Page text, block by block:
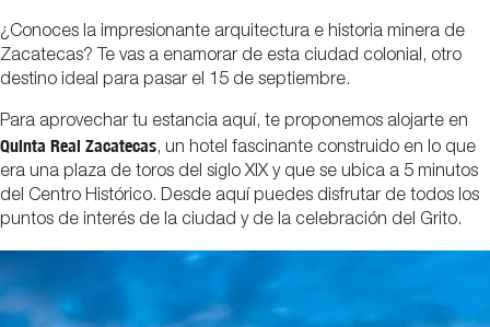
¿Conoces la impresionante arquitectura e historia minera de
Zacatecas? Te vas a enamorar de esta ciudad colonial, otro
destino ideal para pasar el 15 de septiembre.
Para aprovechar tu estancia aquí, te proponemos alojarte en
Quinta Real Zacatecas, un hotel fascinante construido en lo que
era una plaza de toros del siglo XIX y que se ubica a 5 minutos
del Centro Histórico. Desde aquí puedes disfrutar de todos los
puntos de interés de la ciudad y de la celebración del Grito.